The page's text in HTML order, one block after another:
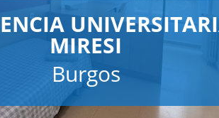
MIRESI
Burgos